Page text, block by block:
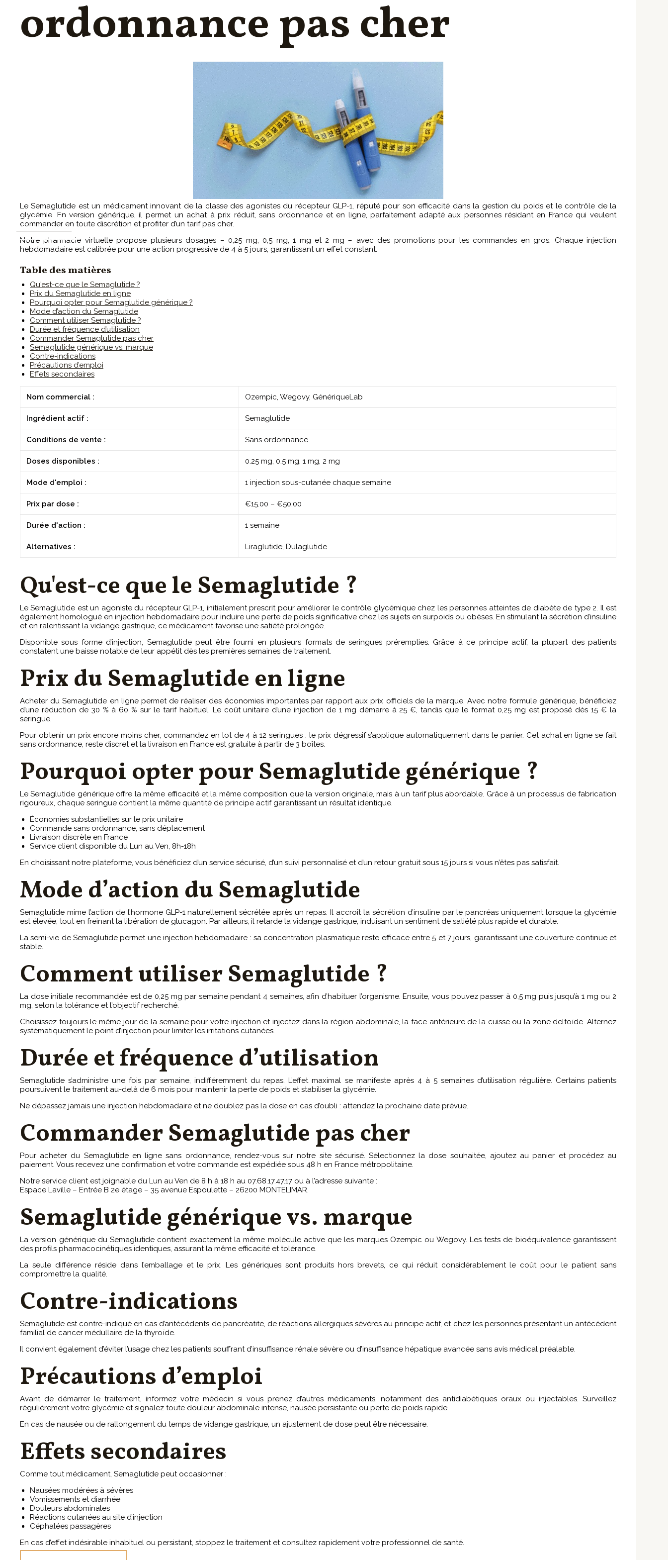
CONTACTEZ-MOI
ordonnance pas cher
Le Semaglutide est un médicament innovant de la classe des agonistes du récepteur GLP-1, réputé pour son efficacité dans la gestion du poids et le contrôle de la
glycémie. En version générique, il permet un achat à prix réduit, sans ordonnance et en ligne, parfaitement adapté aux personnes résidant en France qui veulent
commander en toute discrétion et profiter d’un tarif pas cher.
Notre pharmacie virtuelle propose plusieurs dosages – 0,25 mg, 0,5 mg, 1 mg et 2 mg – avec des promotions pour les commandes en gros. Chaque injection
hebdomadaire est calibrée pour une action progressive de 4 à 5 jours, garantissant un effet constant.
Table des matières
Qu'est-ce que le Semaglutide ?
Prix du Semaglutide en ligne
Pourquoi opter pour Semaglutide générique ?
Mode d’action du Semaglutide
Comment utiliser Semaglutide ?
Durée et fréquence d’utilisation
Commander Semaglutide pas cher
Semaglutide générique vs. marque
Contre-indications
Précautions d’emploi
Effets secondaires
Nom commercial : Ozempic, Wegovy, GénériqueLab
Ingrédient actif : Semaglutide
Conditions de vente : Sans ordonnance
Doses disponibles : 0.25 mg, 0.5 mg, 1 mg, 2 mg
Mode d'emploi : 1 injection sous-cutanée chaque semaine
Prix par dose : €15.00 – €50.00
Durée d'action : 1 semaine
Alternatives : Liraglutide, Dulaglutide
Qu'est-ce que le Semaglutide ?
Le Semaglutide est un agoniste du récepteur GLP-1, initialement prescrit pour améliorer le contrôle glycémique chez les personnes atteintes de diabète de type 2. Il est
également homologué en injection hebdomadaire pour induire une perte de poids significative chez les sujets en surpoids ou obèses. En stimulant la sécrétion d’insuline
et en ralentissant la vidange gastrique, ce médicament favorise une satiété prolongée.
Disponible sous forme d’injection, Semaglutide peut être fourni en plusieurs formats de seringues préremplies. Grâce à ce principe actif, la plupart des patients
constatent une baisse notable de leur appétit dès les premières semaines de traitement.
Prix du Semaglutide en ligne
Acheter du Semaglutide en ligne permet de réaliser des économies importantes par rapport aux prix officiels de la marque. Avec notre formule générique, bénéficiez
d’une réduction de 30 % à 60 % sur le tarif habituel. Le coût unitaire d’une injection de 1 mg démarre à 25 €, tandis que le format 0,25 mg est proposé dès 15 € la
seringue.
Pour obtenir un prix encore moins cher, commandez en lot de 4 à 12 seringues : le prix dégressif s’applique automatiquement dans le panier. Cet achat en ligne se fait
sans ordonnance, reste discret et la livraison en France est gratuite à partir de 3 boîtes.
Pourquoi opter pour Semaglutide générique ?
Le Semaglutide générique offre la même efficacité et la même composition que la version originale, mais à un tarif plus abordable. Grâce à un processus de fabrication
rigoureux, chaque seringue contient la même quantité de principe actif garantissant un résultat identique.
Économies substantielles sur le prix unitaire
Commande sans ordonnance, sans déplacement
Livraison discrète en France
Service client disponible du Lun au Ven, 8h-18h
En choisissant notre plateforme, vous bénéficiez d’un service sécurisé, d’un suivi personnalisé et d’un retour gratuit sous 15 jours si vous n’êtes pas satisfait.
Mode d’action du Semaglutide
Semaglutide mime l’action de l’hormone GLP-1 naturellement sécrétée après un repas. Il accroît la sécrétion d’insuline par le pancréas uniquement lorsque la glycémie
est élevée, tout en freinant la libération de glucagon. Par ailleurs, il retarde la vidange gastrique, induisant un sentiment de satiété plus rapide et durable.
La semi-vie de Semaglutide permet une injection hebdomadaire : sa concentration plasmatique reste efficace entre 5 et 7 jours, garantissant une couverture continue et
stable.
Comment utiliser Semaglutide ?
La dose initiale recommandée est de 0,25 mg par semaine pendant 4 semaines, afin d’habituer l’organisme. Ensuite, vous pouvez passer à 0,5 mg puis jusqu’à 1 mg ou 2
mg, selon la tolérance et l’objectif recherché.
Choisissez toujours le même jour de la semaine pour votre injection et injectez dans la région abdominale, la face antérieure de la cuisse ou la zone deltoïde. Alternez
systématiquement le point d’injection pour limiter les irritations cutanées.
Durée et fréquence d’utilisation
Semaglutide s’administre une fois par semaine, indifféremment du repas. L’effet maximal se manifeste après 4 à 5 semaines d’utilisation régulière. Certains patients
poursuivent le traitement au-delà de 6 mois pour maintenir la perte de poids et stabiliser la glycémie.
Ne dépassez jamais une injection hebdomadaire et ne doublez pas la dose en cas d’oubli : attendez la prochaine date prévue.
Commander Semaglutide pas cher
Pour acheter du Semaglutide en ligne sans ordonnance, rendez-vous sur notre site sécurisé. Sélectionnez la dose souhaitée, ajoutez au panier et procédez au
paiement. Vous recevez une confirmation et votre commande est expédiée sous 48 h en France métropolitaine.
Notre service client est joignable du Lun au Ven de 8 h à 18 h au 07.68.17.47.17 ou à l’adresse suivante :
Espace Laville – Entrée B 2e étage – 35 avenue Espoulette – 26200 MONTELIMAR.
Semaglutide générique vs. marque
La version générique du Semaglutide contient exactement la même molécule active que les marques Ozempic ou Wegovy. Les tests de bioéquivalence garantissent
des profils pharmacocinétiques identiques, assurant la même efficacité et tolérance.
La seule différence réside dans l’emballage et le prix. Les génériques sont produits hors brevets, ce qui réduit considérablement le coût pour le patient sans
compromettre la qualité.
Contre-indications
Semaglutide est contre-indiqué en cas d’antécédents de pancréatite, de réactions allergiques sévères au principe actif, et chez les personnes présentant un antécédent
familial de cancer médullaire de la thyroïde.
Il convient également d’éviter l’usage chez les patients souffrant d’insuffisance rénale sévère ou d’insuffisance hépatique avancée sans avis médical préalable.
Précautions d’emploi
Avant de démarrer le traitement, informez votre médecin si vous prenez d’autres médicaments, notamment des antidiabétiques oraux ou injectables. Surveillez
régulièrement votre glycémie et signalez toute douleur abdominale intense, nausée persistante ou perte de poids rapide.
En cas de nausée ou de rallongement du temps de vidange gastrique, un ajustement de dose peut être nécessaire.
Effets secondaires
Comme tout médicament, Semaglutide peut occasionner :
Nausées modérées à sévères
Vomissements et diarrhée
Douleurs abdominales
Réactions cutanées au site d’injection
Céphalées passagères
En cas d’effet indésirable inhabituel ou persistant, stoppez le traitement et consultez rapidement votre professionnel de santé.